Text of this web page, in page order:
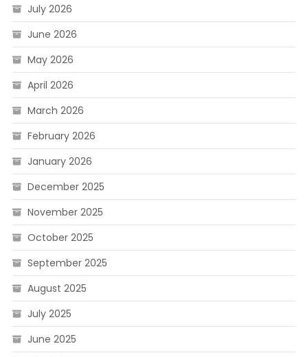
July 2026
June 2026
May 2026
April 2026
March 2026
February 2026
January 2026
December 2025
November 2025
October 2025
September 2025
August 2025
July 2025
June 2025